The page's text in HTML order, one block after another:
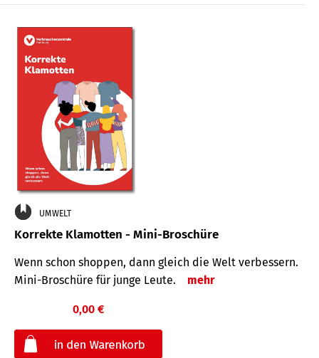
UMWELT
Korrekte Klamotten - Mini-Broschüre
Wenn schon shoppen, dann gleich die Welt verbessern.
Mini-Broschüre für junge Leute.
mehr
0,00 €